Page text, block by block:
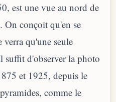
est une vue au nord de
conçoit qu'en se
verra qu'une seule
d'observer la photo
et 1925, depuis le
comme le